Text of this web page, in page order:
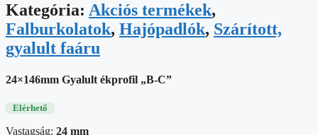
Kategória: Akciós termékek,
Falburkolatok, Hajópadlók, Szárított,
gyalult faáru
24×146mm Gyalult ékprofil „B-C”
Elérhető
Vastagság: 24 mm